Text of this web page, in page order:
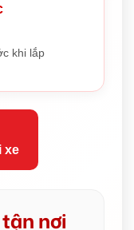
khi lắp
xe
nơi